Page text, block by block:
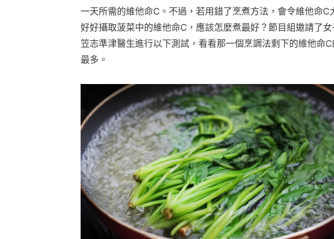
水煮、蒸煮、微波爐那種煮法能夠保留營養？（cheetah／Photo AC）